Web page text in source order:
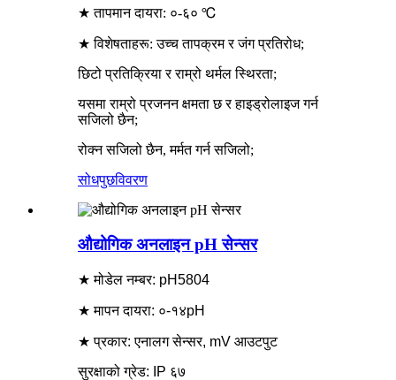
★ तापमान दायरा: ०-६० ℃
★ विशेषताहरू: उच्च तापक्रम र जंग प्रतिरोध;
छिटो प्रतिक्रिया र राम्रो थर्मल स्थिरता;
यसमा राम्रो प्रजनन क्षमता छ र हाइड्रोलाइज गर्न
सजिलो छैन;
रोक्न सजिलो छैन, मर्मत गर्न सजिलो;
सोधपुछविवरण
औद्योगिक अनलाइन pH सेन्सर
★ मोडेल नम्बर: pH5804
★ मापन दायरा: ०-१४pH
★ प्रकार: एनालग सेन्सर, mV आउटपुट
सुरक्षाको ग्रेड: IP ६७